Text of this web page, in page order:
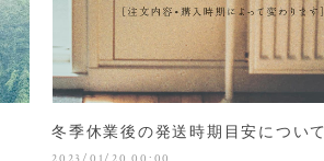
冬季休業後の発送時期目安について